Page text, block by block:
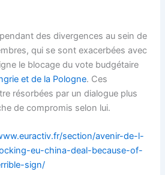
des divergences au sein de
qui se sont exacerbées avec
le blocage du vote budgétaire
et de la Pologne. Ces
résorbées par un dialogue plus
de compromis selon lui.
section/avenir-de-l-
eu-china-deal-because-of-
sign/